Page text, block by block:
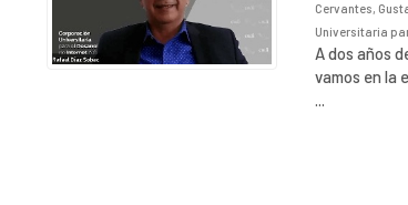
Cervantes,
Universitaria
A dos años
vamos en la
...